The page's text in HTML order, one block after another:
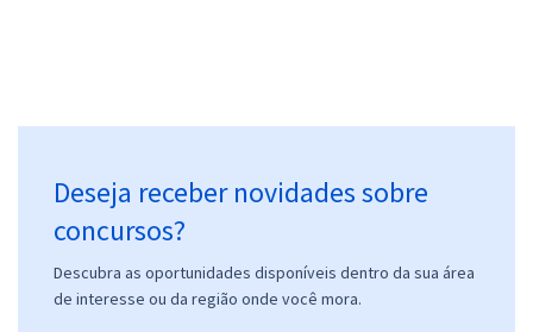
Deseja receber novidades sobre
concursos?
Descubra as oportunidades disponíveis dentro da sua área
de interesse ou da região onde você mora.